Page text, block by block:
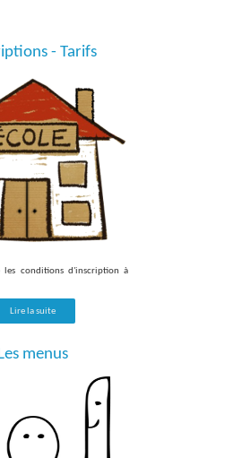
- Tarifs
les conditions d'inscription à
Lire la suite
Les menus